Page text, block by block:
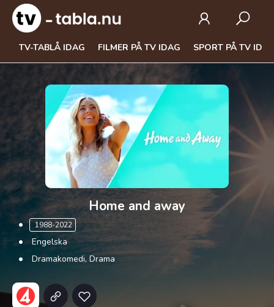
TV-TABLÅ IDAG FILMER PÅ TV IDAG SPORT PÅ TV
Home and away
1988-2022
Engelska
Dramakomedi, Drama